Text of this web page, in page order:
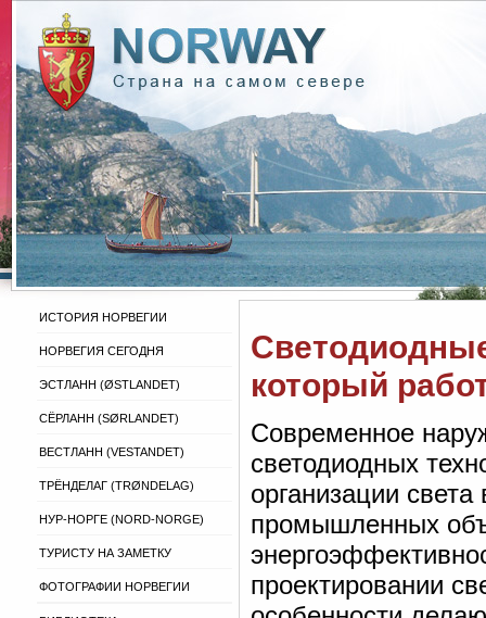
ИСТОРИЯ НОРВЕГИИ
НОРВЕГИЯ СЕГОДНЯ
ЭСТЛАНН (ØSTLANDET)
СЁРЛАНН (SØRLANDET)
ВЕСТЛАНН (VESTANDET)
ТРЁНДЕЛАГ (TRØNDELAG)
НУР-НОРГЕ (NORD-NORGE)
ТУРИСТУ НА ЗАМЕТКУ
ФОТОГРАФИИ НОРВЕГИИ
который
Современное
светодиодных
организации
промышленных
проектировании